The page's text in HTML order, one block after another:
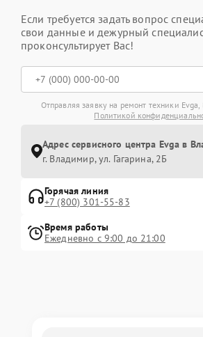
Если требуется задать вопрос
свои данные и дежурный
проконсультирует Вас!
Отправляя заявку на ремонт техники Evga,
Политикой
Адрес сервисного центра Evga в
г. Владимир, ул. Гагарина, 2Б
Горячая линия
+7 (800) 301-55-83
Время работы
Ежедневно с 9:00 до 21:00